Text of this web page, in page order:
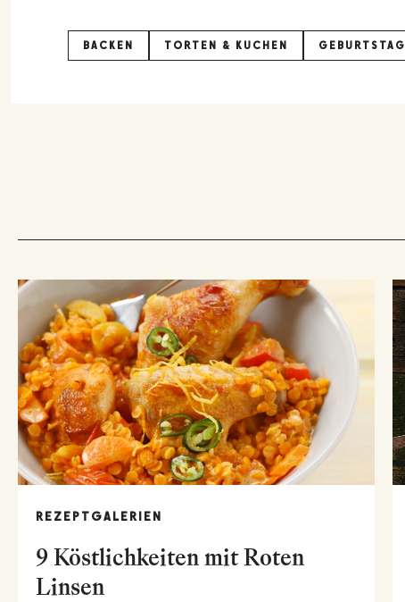
BACKEN TORTEN & KUCHEN GEBURTSTAG
REZEPTGALERIEN
9 Köstlichkeiten mit Roten
Linsen